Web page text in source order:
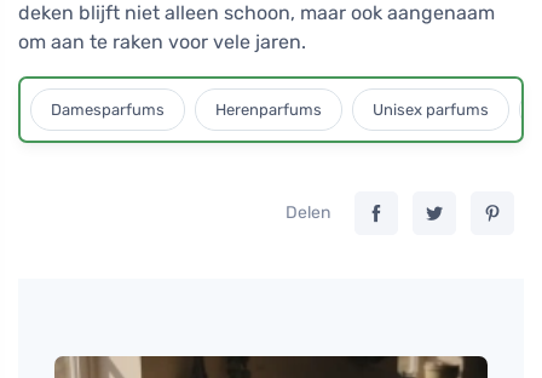
deken blijft niet alleen schoon, maar ook aangenaam
om aan te raken voor vele jaren.
Damesparfums Herenparfums Unisex parfums
Delen